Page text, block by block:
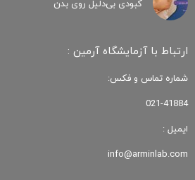
کبودی‌ بی‌دلیل روی بدن
ارتباط با آزمایشگاه آرمین :
شماره تماس و فکس:
021-41884
ایمیل :
info@arminlab.com